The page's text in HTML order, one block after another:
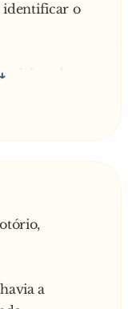
identificar o
delegado —
"indêntico!"
um dos
o
a